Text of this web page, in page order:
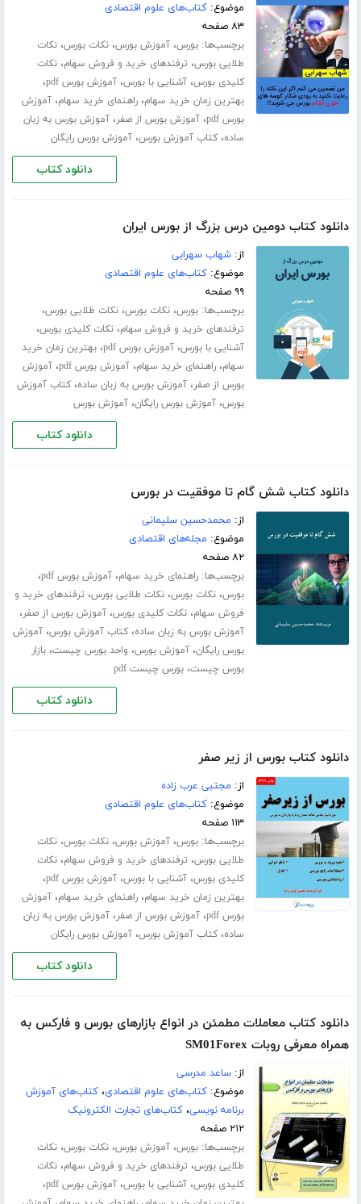
موضوع:کتاب‌های علوم اقتصادی
۸۳ صفحه
برچسب‌ها:بورس،آموزش بورس،نکات بورس،نکات
طلایی بورس، ترفندهای خرید و فروش سهام،نکات
کلیدی بورس،آشنایی با بورس،آموزش بورس pdf ،
بهترین زمان خرید سهام،راهنمای خرید سهام،آموزش
بورس pdf
،آموزش بورس از صفر،آموزش بورس به زبان
ساده،کتاب آموزش بورس،آموزش بورس رایگان
دانلود کتاب
دانلود کتاب دومین درس بزرگ از بورس ایران
از:شهاب سهرابی
موضوع:کتاب‌های علوم اقتصادی
۹۹ صفحه
برچسب‌ها:بورس،نکات بورس،نکات طلایی بورس،
ترفندهای خرید و فروش سهام،نکات کلیدی بورس،
آشنایی با بورس،آموزش بورس pdf ،بهترین زمان خرید
سهام،راهنمای خرید سهام،آموزش بورس pdf ،آموزش
بورس از صفر،آموزش بورس به زبان ساده،کتاب آموزش
بورس،آموزش بورس رایگان،آموزش بورس
دانلود کتاب
دانلود کتاب شش گام تا موفقیت در بورس
از: محمدحسین سلیمانی
موضوع: مجله‌های اقتصادی
۸۲ صفحه
برچسب‌ها:راهنمای خرید سهام،آموزش بورس pdf ،
بورس،نکات بورس،نکات طلایی بورس، ترفندهای خرید و
فروش سهام،نکات کلیدی بورس،آموزش بورس از صفر،
آموزش بورس به زبان ساده،کتاب آموزش بورس،آموزش
بورس رایگان،آموزش بورس، واحد بورس چیست،بازار
بورس چیست،بورس چیست pdf
دانلود کتاب
دانلود کتاب بورس از زیر صفر
از: مجتبی عرب زاده
موضوع:کتاب‌های علوم اقتصادی
۱۱۳ صفحه
برچسب‌ها:بورس،آموزش بورس،نکات بورس،نکات
طلایی بورس، ترفندهای خرید و فروش سهام،نکات
کلیدی بورس،آشنایی با بورس،آموزش بورس pdf ،
بهترین زمان خرید سهام،راهنمای خرید سهام،آموزش
بورس pdf
،آموزش بورس از صفر،آموزش بورس به زبان
ساده،کتاب آموزش بورس،آموزش بورس رایگان
دانلود کتاب
دانلود کتاب معاملات مطمئن در انواع بازارهای بورس و فارکس به
همراه معرفی روبات SM01Forex
از:ساعد مدرسی
موضوع:کتاب‌های علوم اقتصادی،کتاب‌های آموزش
برنامه نویسی،کتاب‌های تجارت الکترونیک
۲۱۲ صفحه
برچسب‌ها:بورس،آموزش بورس،نکات بورس،نکات
طلایی بورس، ترفندهای خرید و فروش سهام،نکات
کلیدی بورس،آشنایی با بورس،آموزش بورس pdf ،